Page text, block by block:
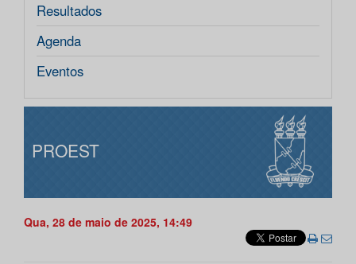
Resultados
Agenda
Eventos
PROEST
Qua, 28 de maio de 2025, 14:49